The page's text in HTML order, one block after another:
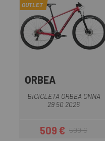
OUTLET
ORBEA
BICICLETA ORBEA ONNA
29 50 2026
Precio
509 €Precio regular
599 €